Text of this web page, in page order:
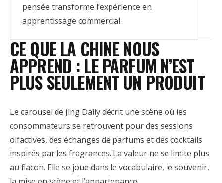
pensée transforme l’expérience en
apprentissage commercial.
CE QUE LA CHINE NOUS
APPREND : LE PARFUM N’EST
PLUS SEULEMENT UN PRODUIT
Le carousel de Jing Daily décrit une scène où les
consommateurs se retrouvent pour des sessions
olfactives, des échanges de parfums et des cocktails
inspirés par les fragrances. La valeur ne se limite plus
au flacon. Elle se joue dans le vocabulaire, le souvenir,